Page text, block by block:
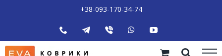
+38-093-170-34-74